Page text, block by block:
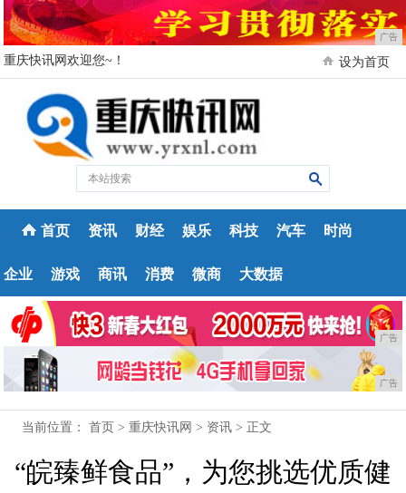
广告
重庆快讯网欢迎您~！ 设为首页
首页 资讯 财经 娱乐 科技 汽车 时尚
企业 游戏 商讯 消费 微商 大数据
广告
广告
当前位置：首页 >重庆快讯网 > 资讯 > 正文
“皖臻鲜食品”，为您挑选优质健